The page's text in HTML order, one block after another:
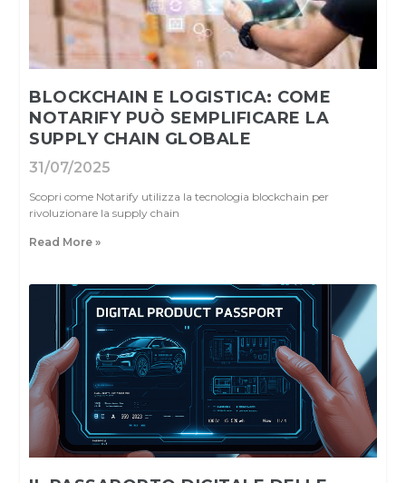
BLOCKCHAIN E LOGISTICA: COME
NOTARIFY PUÒ SEMPLIFICARE LA
SUPPLY CHAIN GLOBALE
31/07/2025
Scopri come Notarify utilizza la tecnologia blockchain per
rivoluzionare la supply chain
Read More »